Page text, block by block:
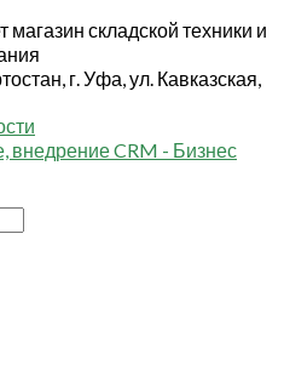
магазин складской техники и
г. Уфа, ул. Кавказская,
внедрение CRM - Бизнес